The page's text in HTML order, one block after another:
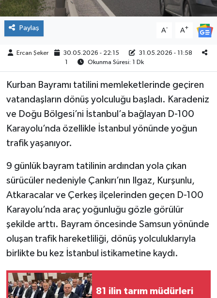
Paylaş A- A+
Ercan Şeker 30.05.2026 - 22:15
31.05.2026 - 11:58
Okunma Süresi: 1 Dk
Kurban Bayramı tatilini memleketlerinde geçiren
vatandaşların dönüş yolculuğu başladı. Karadeniz
ve Doğu Bölgesi’ni İstanbul’a bağlayan D-100
Karayolu’nda özellikle İstanbul yönünde yoğun
trafik yaşanıyor.
9 günlük bayram tatilinin ardından yola çıkan
sürücüler nedeniyle Çankırı’nın Ilgaz, Kurşunlu,
Atkaracalar ve Çerkeş ilçelerinden geçen D-100
Karayolu’nda araç yoğunluğu gözle görülür
şekilde arttı. Bayram öncesinde Samsun yönünde
oluşan trafik hareketliliği, dönüş yolculuklarıyla
birlikte bu kez İstanbul istikametine kaydı.
81 ilin tarım müdürleri
KÜLTÜR
TURİZM
MAGAZİN
VEFAT
BİLİM&TEKNOLOJİ
BÖLGE
DÜNYA